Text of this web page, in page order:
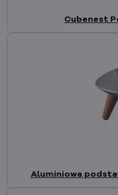
Cubenest
Aluminiowa